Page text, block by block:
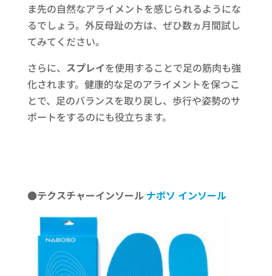
ま先の自然なアライメントを感じられるようにな
るでしょう。外反母趾の方は、ぜひ数ヵ月間試し
てみてください。
さらに、 スプレイを使用することで足の筋肉も強
化されます。健康的な足のアライメントを保つこ
とで、足のバランスを取り戻し、歩行や姿勢のサ
ポートをするのにも役立ちます。
●テクスチャーインソール ナボソ インソール